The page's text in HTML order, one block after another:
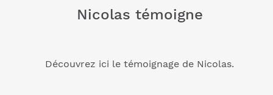
Nicolas témoigne
Découvrez ici le témoignage de Nicolas.